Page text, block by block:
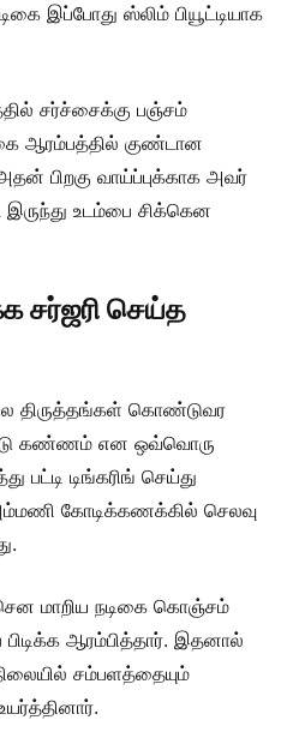
இப்போது ஸ்லிம் பியூட்டியாக
சர்ச்சைக்கு பஞ்சம்
ஆரம்பத்தில் குண்டான
பிறகு வாய்ப்புக்காக அவர்
உடம்பை சிக்கென
சர்ஜரி செய்த
திருத்தங்கள் கொண்டுவர
கண்ணம் என ஒவ்வொரு
பட்டி டிங்கரிங் செய்து
கோடிக்கணக்கில் செலவு
மாறிய நடிகை கொஞ்சம்
ஆரம்பித்தார். இதனால்
சம்பளத்தையும்